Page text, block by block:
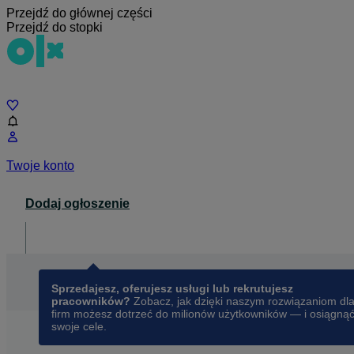
Przejdź do głównej części
Przejdź do stopki
Twoje konto
Dodaj ogłoszenie
Sprzedajesz, oferujesz usługi lub rekrutujesz
pracowników? Zobacz, jak dzięki naszym rozwiązaniom dla
firm możesz dotrzeć do milionów użytkowników — i osiągnąć
swoje cele.